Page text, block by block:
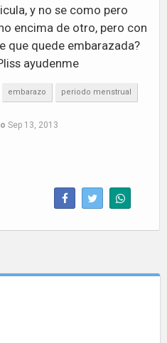
y no se como pero
encima de otro, pero con
que quede embarazada?
ayudenme
embarazo periodo menstrual
Sep 13, 2013